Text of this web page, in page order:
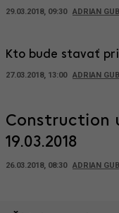
29.03.2018, 09:30 ADRIAN
Kto bude stavať
27.03.2018, 13:00 ADRIAN
Construction
19.03.2018
26.03.2018, 08:30 ADRIAN